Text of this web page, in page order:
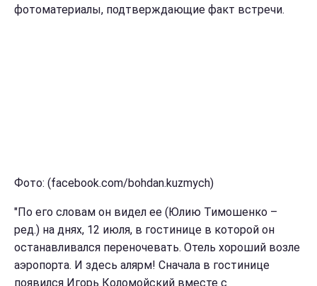
фотоматериалы, подтверждающие факт встречи.
Фото: (facebook.com/bohdan.kuzmych)
"По его словам он видел ее (Юлию Тимошенко –
ред.) на днях, 12 июля, в гостинице в которой он
останавливался переночевать. Отель хороший возле
аэропорта. И здесь алярм! Сначала в гостинице
появился Игорь Коломойский вместе с